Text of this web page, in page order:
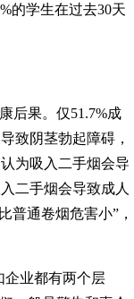
的学生在过去30天
后果。仅51.7%成
致阴茎勃起障碍，
为吸入二手烟会导
二手烟会导致成人
普通卷烟危害小”，
业都有两个层